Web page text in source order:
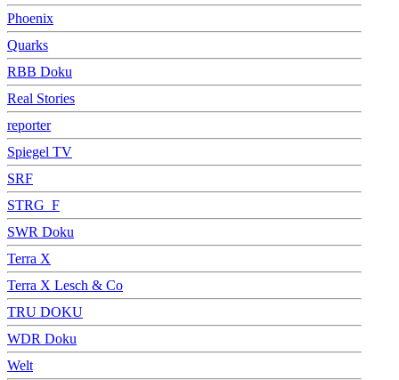
Phoenix
Quarks
RBB Doku
Real Stories
reporter
Spiegel TV
SRF
STRG_F
SWR Doku
Terra X
Terra X Lesch & Co
TRU DOKU
WDR Doku
Welt